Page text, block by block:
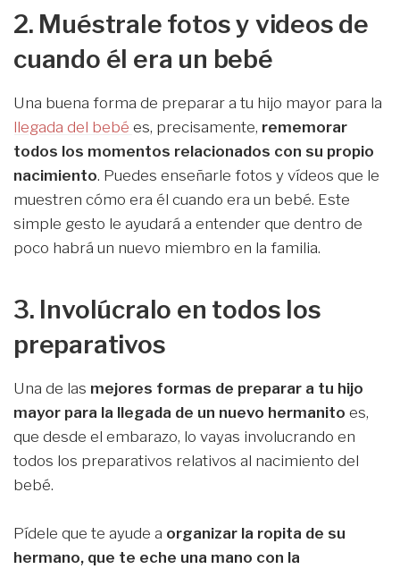
2. Muéstrale fotos y videos de
cuando él era un bebé
Una buena forma de preparar a tu hijo mayor para la
llegada del bebé es, precisamente, rememorar
todos los momentos relacionados con su propio
nacimiento. Puedes enseñarle fotos y vídeos que le
muestren cómo era él cuando era un bebé. Este
simple gesto le ayudará a entender que dentro de
poco habrá un nuevo miembro en la familia.
3. Involúcralo en todos los
preparativos
Una de las mejores formas de preparar a tu hijo
mayor para la llegada de un nuevo hermanito es,
que desde el embarazo, lo vayas involucrando en
todos los preparativos relativos al nacimiento del
bebé.
Pídele que te ayude a organizar la ropita de su
hermano, que te eche una mano con la